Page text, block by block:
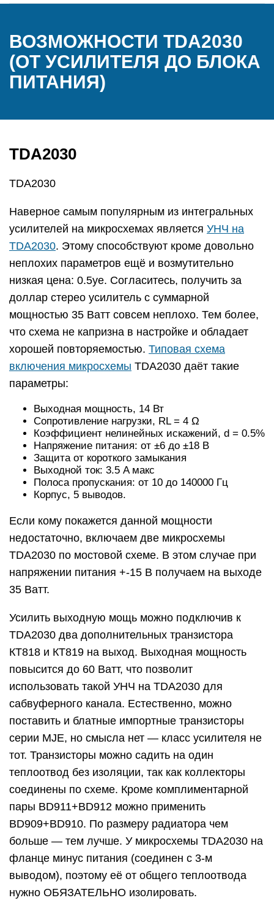
ВОЗМОЖНОСТИ TDA2030
(ОТ УСИЛИТЕЛЯ ДО БЛОКА
ПИТАНИЯ)
TDA2030
TDA2030
Наверное самым популярным из интегральных
усилителей на микросхемах является УНЧ на
TDA2030. Этому способствуют кроме довольно
неплохих параметров ещё и возмутительно
низкая цена: 0.5уе. Согласитесь, получить за
доллар стерео усилитель с суммарной
мощностью 35 Ватт совсем неплохо. Тем более,
что схема не капризна в настройке и обладает
хорошей повторяемостью. Типовая схема
включения микросхемы TDA2030 даёт такие
параметры:
Выходная мощность, 14 Вт
Сопротивление нагрузки, RL = 4 Ω
Коэффициент нелинейных искажений, d = 0.5%
Напряжение питания: от ±6 до ±18 В
Защита от короткого замыкания
Выходной ток: 3.5 A макс
Полоса пропускания: от 10 до 140000 Гц
Корпус, 5 выводов.
Если кому покажется данной мощности
недостаточно, включаем две микросхемы
TDA2030 по мостовой схеме. В этом случае при
напряжении питания +-15 В получаем на выходе
35 Ватт.
Усилить выходную мощь можно подключив к
TDA2030 два дополнительных транзистора
КТ818 и КТ819 на выход. Выходная мощность
повысится до 60 Ватт, что позволит
использовать такой УНЧ на TDA2030 для
сабвуферного канала. Естественно, можно
поставить и блатные импортные транзисторы
серии MJE, но смысла нет — класс усилителя не
тот. Транзисторы можно садить на один
теплоотвод без изоляции, так как коллекторы
соединены по схеме. Кроме комплиментарной
пары BD911+BD912 можно применить
BD909+BD910. По размеру радиатора чем
больше — тем лучше. У микросхемы TDA2030 на
фланце минус питания (соединен с 3-м
выводом), поэтому её от общего теплоотвода
нужно ОБЯЗАТЕЛЬНО изолировать.